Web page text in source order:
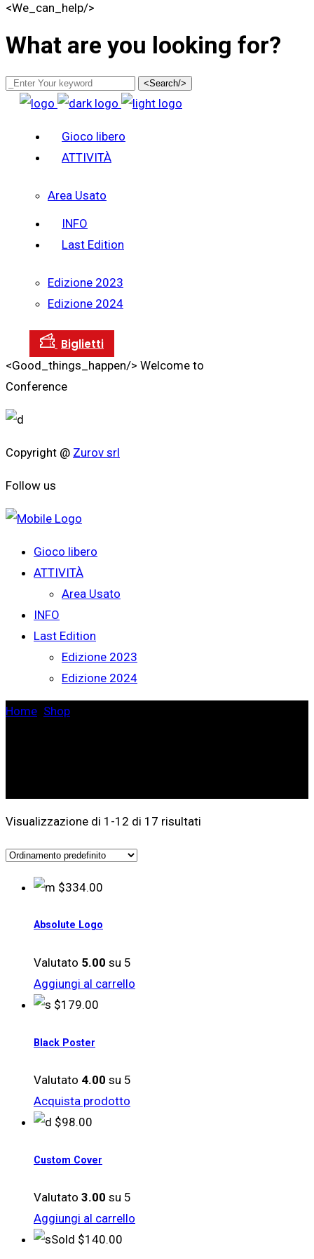
<We_can_help/>
What are you looking for?
<Search/>
Gioco libero
ATTIVITÀ
Area Usato
INFO
Last Edition
Edizione 2023
Edizione 2024
<Good_things_happen/> Welcome to
Conference
Copyright @ Zurov srl
Follow us
Gioco libero
ATTIVITÀ
Area Usato
INFO
Last Edition
Edizione 2023
Edizione 2024
Home Shop
Visualizzazione di 1-12 di 17 risultati
$334.00
Absolute Logo
Valutato 5.00 su 5
Aggiungi al carrello
$179.00
Black Poster
Valutato 4.00 su 5
Acquista prodotto
$98.00
Custom Cover
Valutato 3.00 su 5
Aggiungi al carrello
Sold $140.00